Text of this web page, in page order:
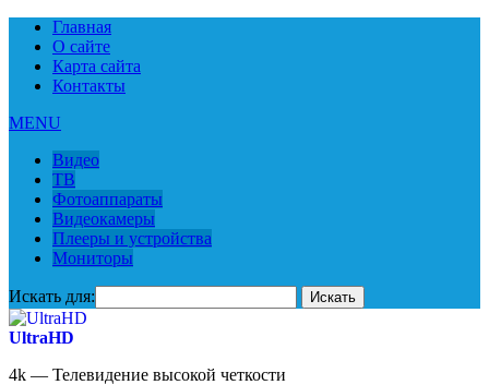
Главная
О сайте
Карта сайта
Контакты
MENU
Видео
ТВ
Фотоаппараты
Видеокамеры
Плееры и устройства
Мониторы
Искать для:
UltraHD
4k — Телевидение высокой четкости